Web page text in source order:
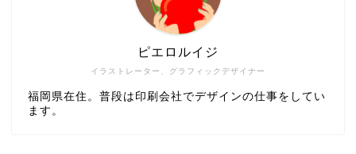
イラストレーター、グラフィックデザイナー
ピエロルイジ
福岡県在住。普段は印刷会社でデザインの仕事をしてい
ます。